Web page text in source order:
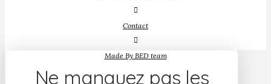
Contact
Made By BED team
Ne manquez pas les